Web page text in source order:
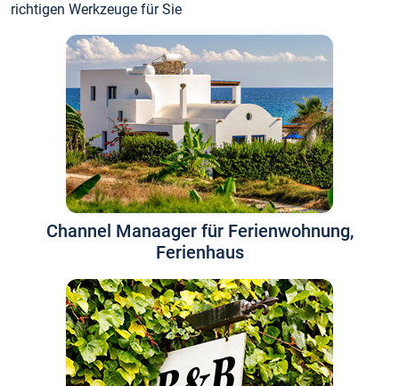
richtigen Werkzeuge für Sie
Channel Manaager für Ferienwohnung,
Ferienhaus